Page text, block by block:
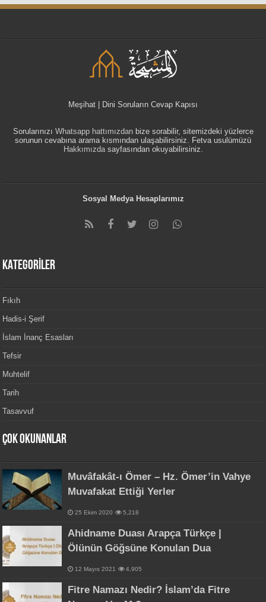
Meşihat | Dini Soruların Cevap Kapısı
Sorularınızı Whatsapp hattımızdanbize sorabilir, sitemizdeki yüzlerce
sorunun cevabına arama kısmından ulaşabilirsiniz. Fetva usulümüzü
Hakkımızdasayfasından okuyabilirsiniz.
Sosyal Medya Hesaplarımız
KATEGORİLER
Fıkıh
Hadis-i Şerif
İslam İnanç Esasları
Tefsir
Muhtelif
Tarih
Tasavvuf
Çok Okunanlar
Muvâfakât-ı Ömer – Hz. Ömer’in Vahye
Muvafakat Ettiği Yerler
25 Ekim 2020 5,218
Ahidname Duası Arapça Türkçe |
Ölünün Göğsüne Konulan Dua
12 Mayıs 2021 4,905
Fitre Namazı Nedir? İslam’da Fitre